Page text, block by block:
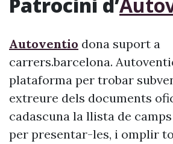
Autoventio dona suport a
carrers.barcelona.
plataforma per trobar
extreure dels documents
cadascuna la llista de
per presentar-les, i omplir